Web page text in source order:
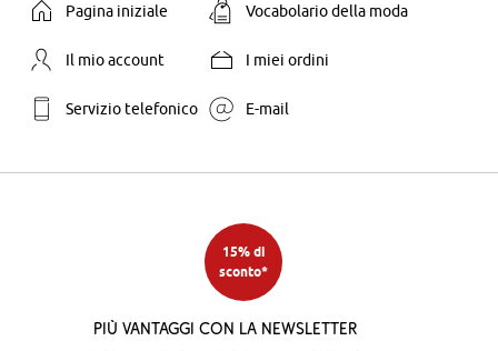
Pagina iniziale Vocabolario della moda
Il mio account I miei ordini
Servizio telefonico E-mail
15% di
sconto*
Più vantaggi con la newsletter